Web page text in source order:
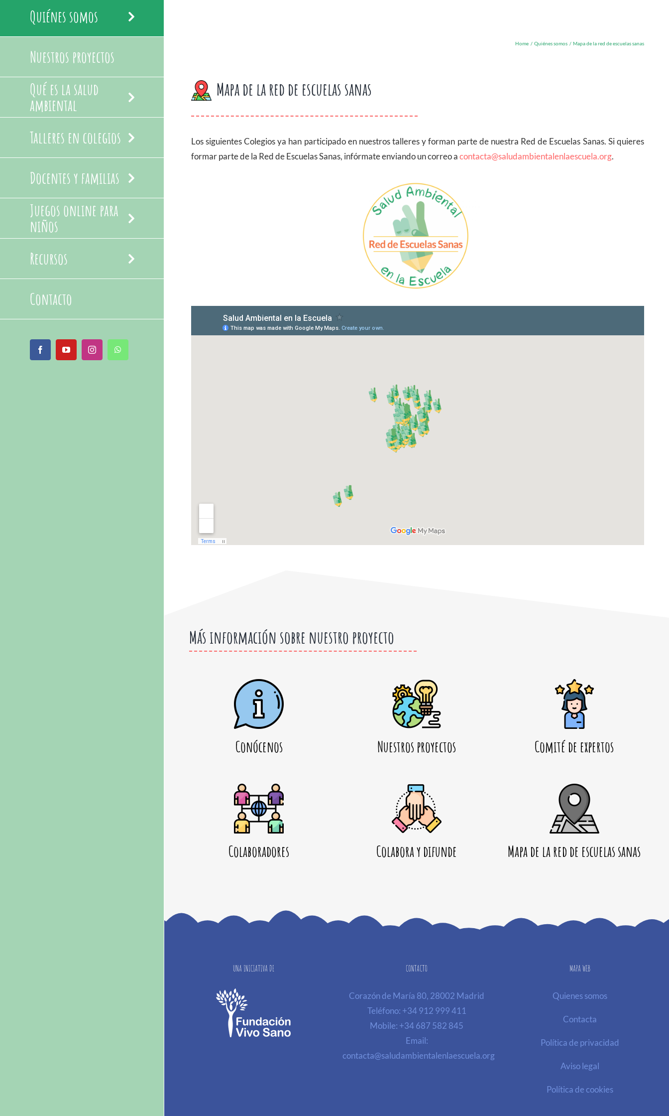
Quiénes somos
Nuestros proyectos
Qué es la salud
ambiental
Talleres en colegios
Docentes y familias
Juegos online para
niños
Recursos
Contacto
FacebookYouTubeInstagramWhatsApp
Home Quiénes somos Mapa de la red de escuelas sanas
Mapa de la red de escuelas sanas
Los siguientes Colegios ya han participado en nuestros talleres y forman parte de nuestra Red de Escuelas Sanas. Si quieres
formar parte de la Red de Escuelas Sanas, infórmate enviando un correo acontacta@saludambientalenlaescuela.org.
Más información sobre nuestro proyecto
Conócenos Nuestros proyectos Comité de expertos
Colaboradores Colabora y difunde Mapa de la red de escuelas sanas
UNA INICIATIVA DE CONTACTO
Corazón de María 80, 28002 Madrid
Teléfono: +34 912 999 411
Mobile: +34 687 582 845
Email:
contacta@saludambientalenlaescuela.org
MAPA WEB
Quienes somos
Contacta
Política de privacidad
Aviso legal
Política de cookies